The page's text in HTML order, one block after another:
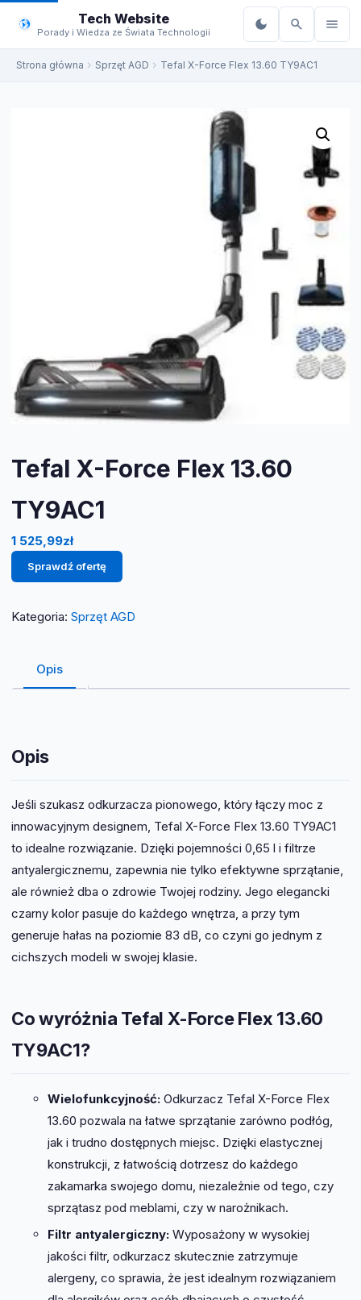
do
treści
Tech Website
Porady i Wiedza ze Świata Technologii
Strona główna Sprzęt AGD Tefal X-Force Flex 13.60 TY9AC1
Tefal X-Force Flex 13.60
TY9AC1
1 525,99zł
Sprawdź ofertę
Kategoria: Sprzęt AGD
Opis
Opis
Jeśli szukasz odkurzacza pionowego, który łączy moc z
innowacyjnym designem, Tefal X-Force Flex 13.60 TY9AC1
to idealne rozwiązanie. Dzięki pojemności 0,65 l i filtrze
antyalergicznemu, zapewnia nie tylko efektywne sprzątanie,
ale również dba o zdrowie Twojej rodziny. Jego elegancki
czarny kolor pasuje do każdego wnętrza, a przy tym
generuje hałas na poziomie 83 dB, co czyni go jednym z
cichszych modeli w swojej klasie.
Co wyróżnia Tefal X-Force Flex 13.60
TY9AC1?
Wielofunkcyjność: Odkurzacz Tefal X-Force Flex
13.60 pozwala na łatwe sprzątanie zarówno podłóg,
jak i trudno dostępnych miejsc. Dzięki elastycznej
konstrukcji, z łatwością dotrzesz do każdego
zakamarka swojego domu, niezależnie od tego, czy
sprzątasz pod meblami, czy w narożnikach.
Filtr antyalergiczny: Wyposażony w wysokiej
jakości filtr, odkurzacz skutecznie zatrzymuje
alergeny, co sprawia, że jest idealnym rozwiązaniem